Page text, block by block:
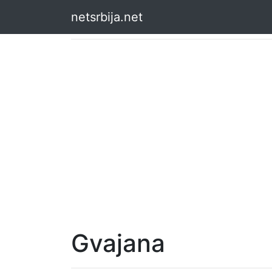
netsrbija.net
Gvajana